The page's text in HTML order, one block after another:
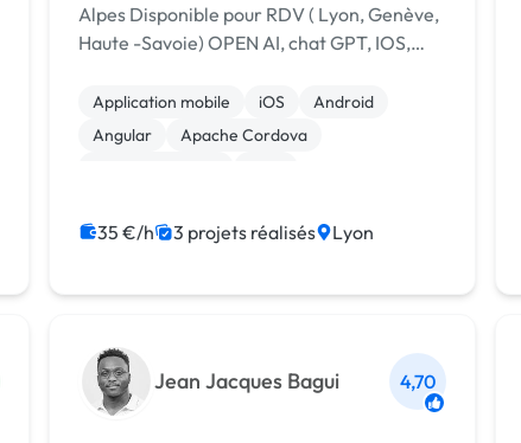
Alpes Disponible pour RDV ( Lyon, Genève,
Haute -Savoie) OPEN AI, chat GPT, IOS,
Application mobile iOS
Android
Angular
Apache Cordova
35 €/h 3 projets réalisés Lyon
Jean Jacques Bagui 4,70